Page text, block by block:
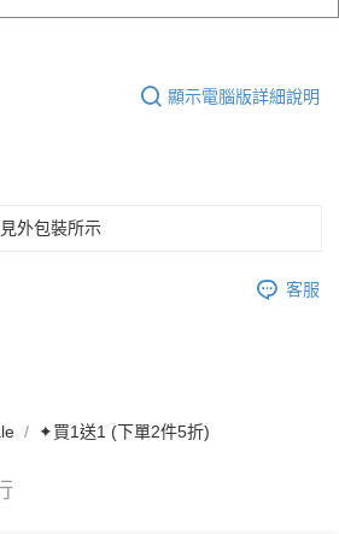
顯示電腦版詳細說明
外包裝所示
客服
✦買1送1 (下單2件5折)